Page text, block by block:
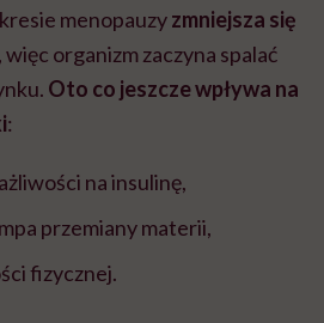
menopauzyzmniejsza się
, więc organizm zaczyna spalać
Oto co jeszcze wpływa na
:
na insulinę,
przemiany materii,
fizycznej.